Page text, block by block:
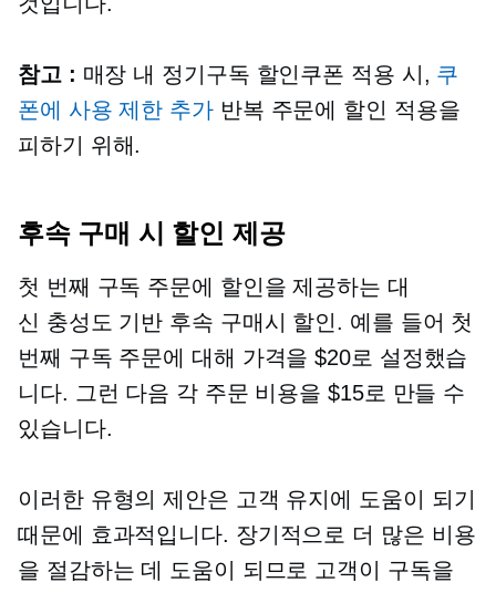
참고 : 매장 내 정기구독 할인쿠폰 적용 시, 쿠
폰에 사용 제한 추가반복 주문에 할인 적용을
피하기 위해.
후속 구매 시 할인 제공
첫 번째 구독 주문에 할인을 제공하는 대
신 충성도 기반 후속 구매시 할인. 예를 들어 첫
번째 구독 주문에 대해 가격을 $20로 설정했습
니다. 그런 다음 각 주문 비용을 $15로 만들 수
있습니다.
이러한 유형의 제안은 고객 유지에 도움이 되기
때문에 효과적입니다. 장기적으로 더 많은 비용
을 절감하는 데 도움이 되므로 고객이 구독을